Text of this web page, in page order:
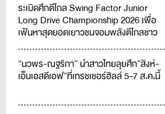
ระเบิดศึกตีไกล Swing Factor Junior
Long Drive Championship 2026 เพื่อ
เฟ้นหาสุดยอดเยาวชนจอมพลังตีไกลชาว
“นวพร-ณฐริกา” นำสาวไทยลุยศึก”สิงห์-
เอ็นเอสดีเอฟ”ที่เทรชเชอร์ฮิลล์ 5-7 ส.ค.นี้